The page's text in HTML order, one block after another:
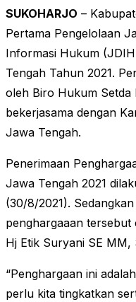
SUKOHARJO –
Pertama Pengelolaan
Informasi Hukum
Tengah Tahun 2021.
oleh Biro Hukum Setda
bekerjasama dengan
Jawa Tengah.
Penerimaan
Jawa Tengah 2021
(30/8/2021).
penghargaaan
Hj Etik Suryani SE MM,
“Penghargaan ini
perlu kita tingkatkan